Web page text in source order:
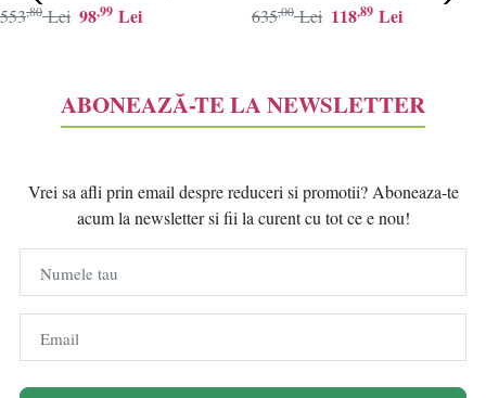
98,99 Lei
553,80 Lei 118,89 Lei
635,00 Lei
ABONEAZĂ-TE LA NEWSLETTER
Vrei sa afli prin email despre reduceri si promotii? Aboneaza-te
acum la newsletter si fii la curent cu tot ce e nou!
Numele tau
Email